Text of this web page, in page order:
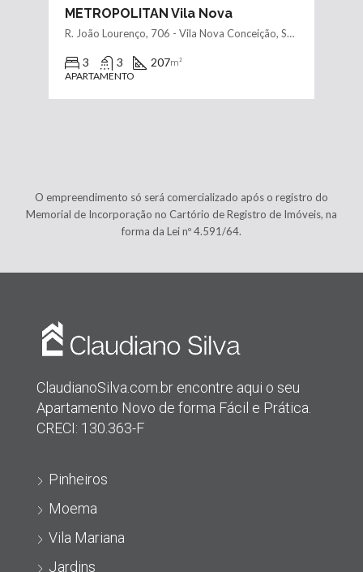
METROPOLITAN Vila Nova
R. João Lourenço, 706 - Vila Nova Conceição, São Paulo - SP, 04508-031
3 3 207m²
APARTAMENTO
O empreendimento só será comercializado após o registro do
Memorial de Incorporação no Cartório de Registro de Imóveis, na
forma da Lei nº 4.591/64.
ClaudianoSilva.com.br encontre aqui o seu
Apartamento Novo de forma Fácil e Prática.
CRECI: 130.363-F
Pinheiros
Moema
Vila Mariana
Jardins